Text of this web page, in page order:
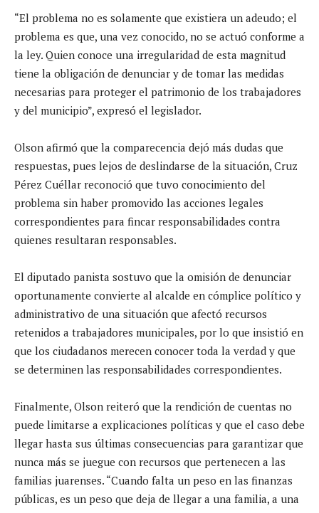
“El problema no es solamente que existiera un adeudo; el
problema es que, una vez conocido, no se actuó conforme a
la ley. Quien conoce una irregularidad de esta magnitud
tiene la obligación de denunciar y de tomar las medidas
necesarias para proteger el patrimonio de los trabajadores
y del municipio”, expresó el legislador.
Olson afirmó que la comparecencia dejó más dudas que
respuestas, pues lejos de deslindarse de la situación, Cruz
Pérez Cuéllar reconoció que tuvo conocimiento del
problema sin haber promovido las acciones legales
correspondientes para fincar responsabilidades contra
quienes resultaran responsables.
El diputado panista sostuvo que la omisión de denunciar
oportunamente convierte al alcalde en cómplice político y
administrativo de una situación que afectó recursos
retenidos a trabajadores municipales, por lo que insistió en
que los ciudadanos merecen conocer toda la verdad y que
se determinen las responsabilidades correspondientes.
Finalmente, Olson reiteró que la rendición de cuentas no
puede limitarse a explicaciones políticas y que el caso debe
llegar hasta sus últimas consecuencias para garantizar que
nunca más se juegue con recursos que pertenecen a las
familias juarenses. “Cuando falta un peso en las finanzas
públicas, es un peso que deja de llegar a una familia, a una